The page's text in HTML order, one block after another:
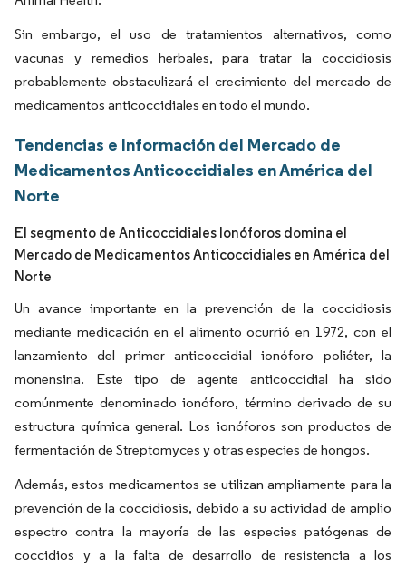
Sin embargo, el uso de tratamientos alternativos, como
vacunas y remedios herbales, para tratar la coccidiosis
probablemente obstaculizará el crecimiento del mercado de
medicamentos anticoccidiales en todo el mundo.
Tendencias e Información del Mercado de
Medicamentos Anticoccidiales en América del
Norte
El segmento de Anticoccidiales Ionóforos domina el
Mercado de Medicamentos Anticoccidiales en América del
Norte
Un avance importante en la prevención de la coccidiosis
mediante medicación en el alimento ocurrió en 1972, con el
lanzamiento del primer anticoccidial ionóforo poliéter, la
monensina. Este tipo de agente anticoccidial ha sido
comúnmente denominado ionóforo, término derivado de su
estructura química general. Los ionóforos son productos de
fermentación de Streptomyces y otras especies de hongos.
Además, estos medicamentos se utilizan ampliamente para la
prevención de la coccidiosis, debido a su actividad de amplio
espectro contra la mayoría de las especies patógenas de
coccidios y a la falta de desarrollo de resistencia a los